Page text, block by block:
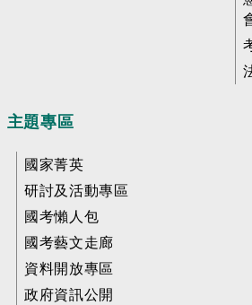
主題專區
國家菁英
研討及活動專區
國考懶人包
國考藝文走廊
資料開放專區
政府資訊公開